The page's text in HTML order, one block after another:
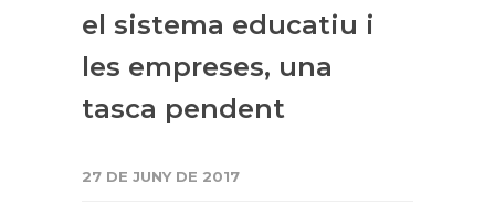
el sistema educatiu i
les empreses, una
tasca pendent
27 DE JUNY DE 2017